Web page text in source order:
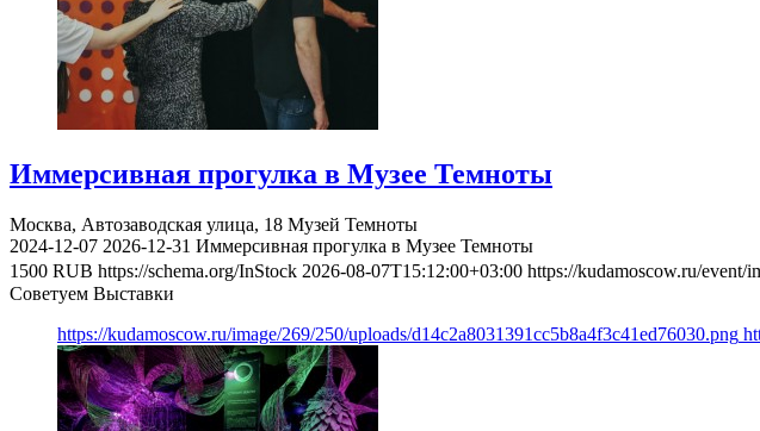
Иммерсивная прогулка в Музее Темноты
Москва, Автозаводская улица, 18 Музей Темноты
2024-12-07 2026-12-31 Иммерсивная прогулка в Музее Темноты
1500 RUB https://schema.org/InStock 2026-08-07T15:12:00+03:00 https://kudamoscow.ru/event/
Советуем Выставки
https://kudamoscow.ru/image/269/250/uploads/d14c2a8031391cc5b8a4f3c41ed76030.png